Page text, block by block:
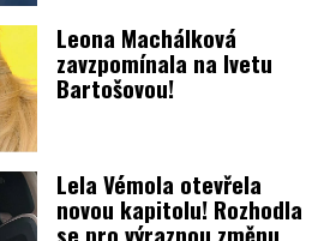
Leona Machálková
zavzpomínala na Ivetu
Bartošovou!
Lela Vémola otevřela
novou kapitolu! Rozhodla
se pro výraznou změnu